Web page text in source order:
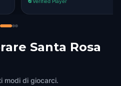
Santa Rosa
modi di giocarci.